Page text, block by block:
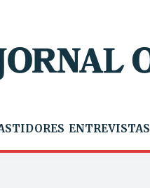
ENTREVISTAS